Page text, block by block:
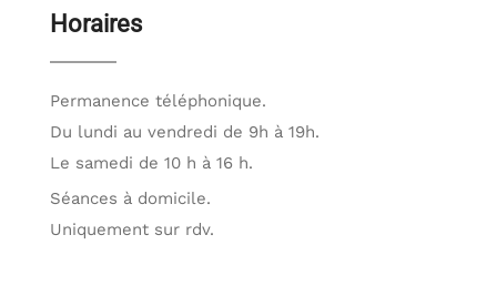
Horaires
Permanence téléphonique.
Du lundi au vendredi de 9h à 19h.
Le samedi de 10 h à 16 h.
Séances à domicile.
Uniquement sur rdv.